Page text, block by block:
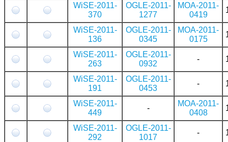
WiSE-2011-
370
OGLE-2011-
1277
MOA-2011-
0419
WiSE-2011-
136
OGLE-2011-
0345
MOA-2011-
0175
WiSE-2011-
263
OGLE-2011-
0932
-
WiSE-2011-
191
OGLE-2011-
0453
-
WiSE-2011-
449
-
MOA-2011-
0408
WiSE-2011-
292
OGLE-2011-
1017
-